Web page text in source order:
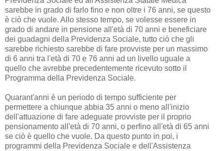
sarebbe in grado di farlo fino e non oltre i 76 anni, se questo
è ciò che vuole. Allo stesso tempo, se volesse essere in
grado di andare in pensione all'età di 70 anni e beneficiare
dei guadagni della Previdenza Sociale, tutto ciò che gli
sarebbe richiesto sarebbe di fare provviste per un massimo
di 6 anni tra l'età di 70 e 76 anni ad un livello uguale a
quello che avrebbe precedentemente ricevuto sotto il
Programma della Previdenza Sociale.
Quarant'anni è un periodo di tempo sufficiente per
permettere a chiunque abbia 35 anni o meno all'inizio
dell'attuazione di fare adeguate provviste per il proprio
pensionamento all'età di 70 anni, o perfino all'età di 65 anni
se ciò è quello che vuole. Da questo punto in poi, i
programmi della Previdenza Sociale e dell'Assistenza